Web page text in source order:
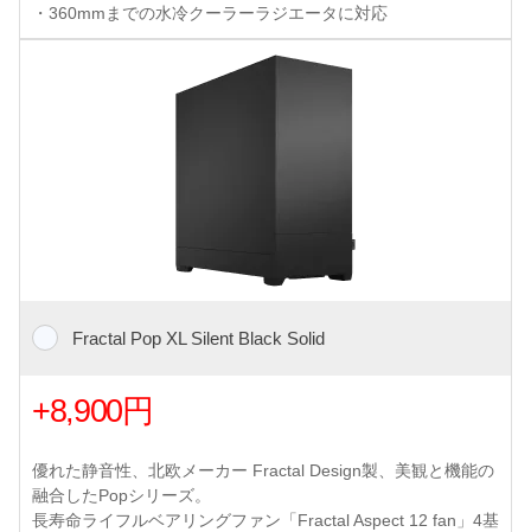
・360mmまでの水冷クーラーラジエータに対応
Fractal Pop XL Silent Black Solid
+8,900円
優れた静音性、北欧メーカー Fractal Design製、美観と機能の
融合したPopシリーズ。
長寿命ライフルベアリングファン「Fractal Aspect 12 fan」4基